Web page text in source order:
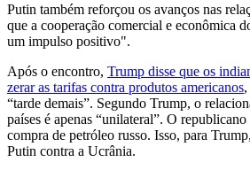
Putin também reforçou os avanços nas
que a cooperação comercial e econômica
um impulso positivo".
Após o encontro, Trump disse que os
zerar as tarifas contra produtos americanos
“tarde demais”. Segundo Trump, o
países é apenas “unilateral”. O
compra de petróleo russo. Isso, para
Putin contra a Ucrânia.